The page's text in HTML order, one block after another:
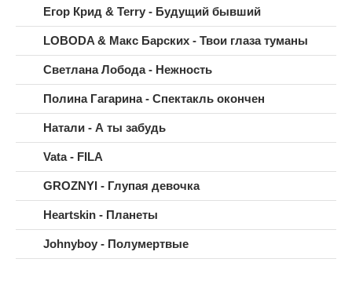
Егор Крид & Terry - Будущий бывший
LOBODA & Макс Барских - Твои глаза туманы
Светлана Лобода - Нежность
Полина Гагарина - Спектакль окончен
Натали - А ты забудь
Vata - FILA
GROZNYI - Глупая девочка
Heartskin - Планеты
Johnyboy - Полумертвые